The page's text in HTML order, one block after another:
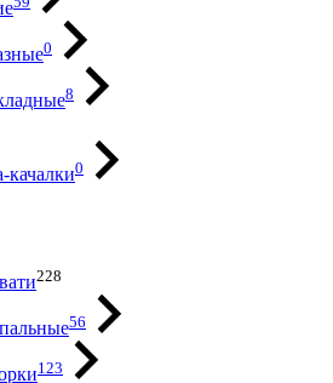
0
8
качалки0
228
56
123